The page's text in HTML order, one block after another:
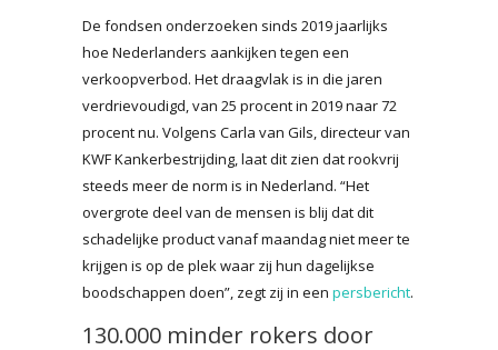
De fondsen onderzoeken sinds 2019 jaarlijks
hoe Nederlanders aankijken tegen een
verkoopverbod. Het draagvlak is in die jaren
verdrievoudigd, van 25 procent in 2019 naar 72
procent nu. Volgens Carla van Gils, directeur van
KWF Kankerbestrijding, laat dit zien dat rookvrij
steeds meer de norm is in Nederland. “Het
overgrote deel van de mensen is blij dat dit
schadelijke product vanaf maandag niet meer te
krijgen is op de plek waar zij hun dagelijkse
boodschappen doen”, zegt zij in een persbericht.
130.000 minder rokers door